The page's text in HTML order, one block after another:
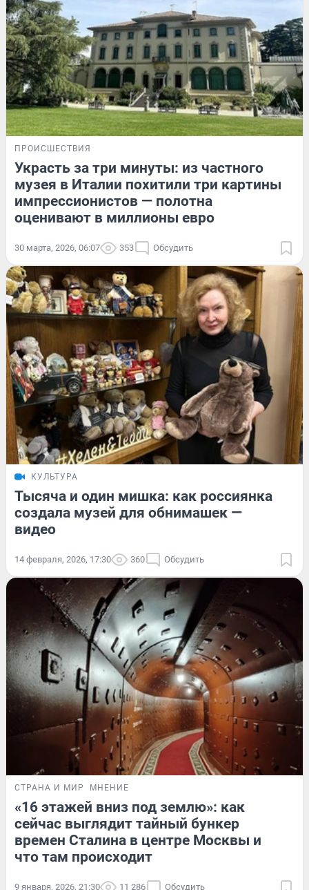
ПРОИСШЕСТВИЯ
Украсть за три минуты: из частного
музея в Италии похитили три картины
импрессионистов — полотна
оценивают в миллионы евро
30 марта, 2026, 06:07 353 Обсудить
КУЛЬТУРА
Тысяча и один мишка: как россиянка
создала музей для обнимашек —
видео
14 февраля, 2026, 17:30 360 Обсудить
СТРАНА И МИР МНЕНИЕ
«16 этажей вниз под землю»: как
сейчас выглядит тайный бункер
времен Сталина в центре Москвы и
что там происходит
9 января, 2026, 21:30 11 286 Обсудить